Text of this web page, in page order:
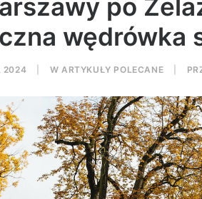
po
wędrówka
2024 WARTYKUŁY POLECANE